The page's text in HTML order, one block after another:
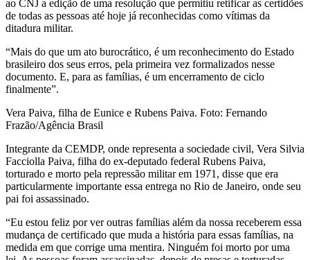
ao CNJ a edição de uma resolução que permitiu retificar as certidões
de todas as pessoas até hoje já reconhecidas como vítimas da
ditadura militar.
“Mais do que um ato burocrático, é um reconhecimento do Estado
brasileiro dos seus erros, pela primeira vez formalizados nesse
documento. E, para as famílias, é um encerramento de ciclo
finalmente”.
Vera Paiva, filha de Eunice e Rubens Paiva. Foto: Fernando
Frazão/Agência Brasil
Integrante da CEMDP, onde representa a sociedade civil, Vera Silvia
Facciolla Paiva, filha do ex-deputado federal Rubens Paiva,
torturado e morto pela repressão militar em 1971, disse que era
particularmente importante essa entrega no Rio de Janeiro, onde seu
pai foi assassinado.
“Eu estou feliz por ver outras famílias além da nossa receberem essa
mudança de certificado que muda a história para essas famílias, na
medida em que corrige uma mentira. Ninguém foi morto por uma